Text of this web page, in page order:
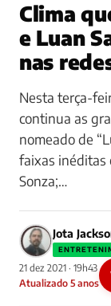
Clima
e Luan
nas
Nesta terça-
continua as
nomeado de
faixas inéditas
Sonza;…
Jota
21 dez 2021 · 19h43
Atualizado 5 anos